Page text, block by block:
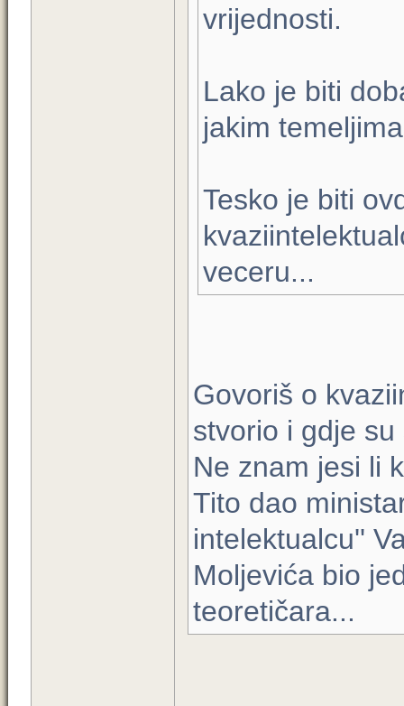
vrijednosti.
Lako je biti
jakim
Tesko je biti
veceru...
Govoriš o
stvorio i gdje
Ne znam jesi li
Tito dao
intelektualcu''
Moljevića bio
teoretičara...